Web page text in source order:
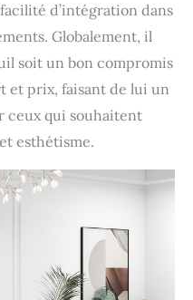
d’intégration dans
Globalement, il
soit un bon compromis
et prix, faisant de lui un
ceux qui souhaitent
esthétisme.